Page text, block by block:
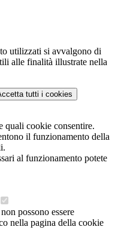
utilizzati si avvalgono di
alle finalità illustrate nella
tutti i cookies
quali cookie consentire.
il funzionamento della
al funzionamento potete
possono essere
nella pagina della cookie